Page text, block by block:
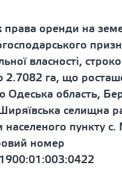
оренди на
власності,
га, що
Одеська область,
селищна
пункту с.
номер